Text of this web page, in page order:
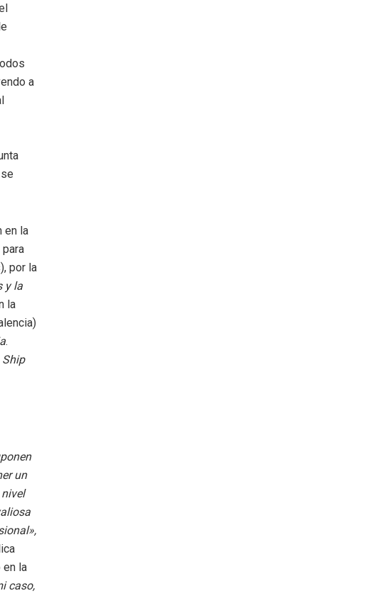
a
en la
por la
y la
la
.
Ship
un
en la
caso,